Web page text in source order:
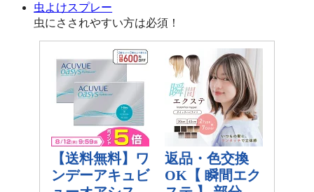
虫よけスプレー
虫にさされやすい方は必須！